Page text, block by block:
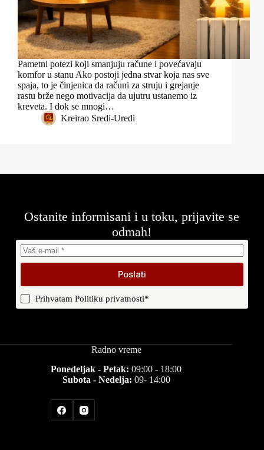
Pametni potezi koji smanjuju račune i povećavaju
komfor u stanu Ako postoji jedna stvar koja nas sve
spaja, to je činjenica da računi za struju i grejanje
rastu brže nego motivacija da ujutru ustanemo iz
kreveta. I dok se mnogi…
Kreirao Sredi-Uredi
Ostanite informisani i u toku, prijavite se
odmah!
Poslati
PrihvatamPolitiku privatnosti*
Radno vreme
Ponedeljak - Petak: 09:00 - 18:00
Subota - Nedelja: 09- 14:00